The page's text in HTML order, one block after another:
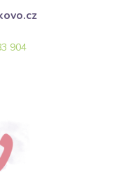
904